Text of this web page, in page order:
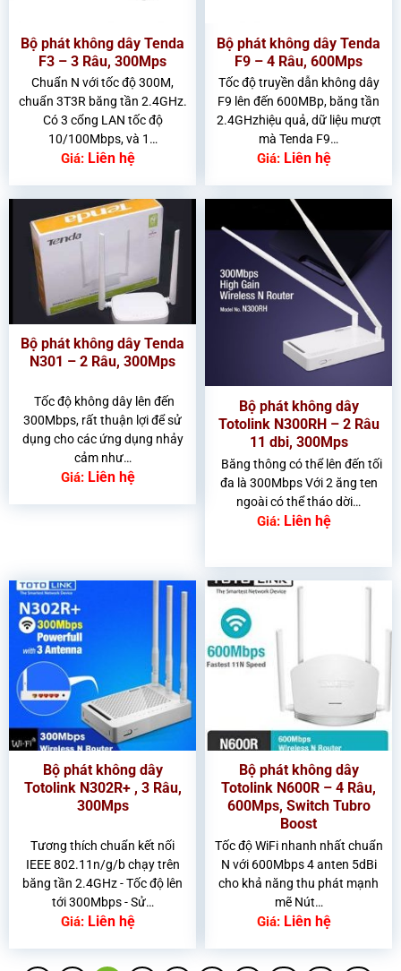
Bộ phát không dây Tenda
F3 – 3 Râu, 300Mps
Chuẩn N với tốc độ 300M,
chuẩn 3T3R băng tần 2.4GHz.
Có 3 cổng LAN tốc độ
10/100Mbps, và 1…
Giá: Liên hệ
Bộ phát không dây Tenda
F9 – 4 Râu, 600Mps
Tốc độ truyền dẫn không dây
F9 lên đến 600MBp, băng tần
2.4GHzhiệu quả, dữ liệu mượt
mà Tenda F9…
Giá: Liên hệ
Bộ phát không dây Tenda
N301 – 2 Râu, 300Mps
Tốc độ không dây lên đến
300Mbps, rất thuận lợi để sử
dụng cho các ứng dụng nhảy
cảm như…
Giá: Liên hệ
Bộ phát không dây
Totolink N300RH – 2 Râu
11 dbi, 300Mps
Băng thông có thể lên đến tối
đa là 300Mbps Với 2 ăng ten
ngoài có thể tháo dời…
Giá: Liên hệ
Bộ phát không dây
Totolink N302R+ , 3 Râu,
300Mps
Tương thích chuẩn kết nối
IEEE 802.11n/g/b chạy trên
băng tần 2.4GHz - Tốc độ lên
tới 300Mbps - Sử…
Giá: Liên hệ
Bộ phát không dây
Totolink N600R – 4 Râu,
600Mps, Switch Tubro
Boost
Tốc độ WiFi nhanh nhất chuẩn
N với 600Mbps 4 anten 5dBi
cho khả năng thu phát mạnh
mẽ Nút…
Giá: Liên hệ